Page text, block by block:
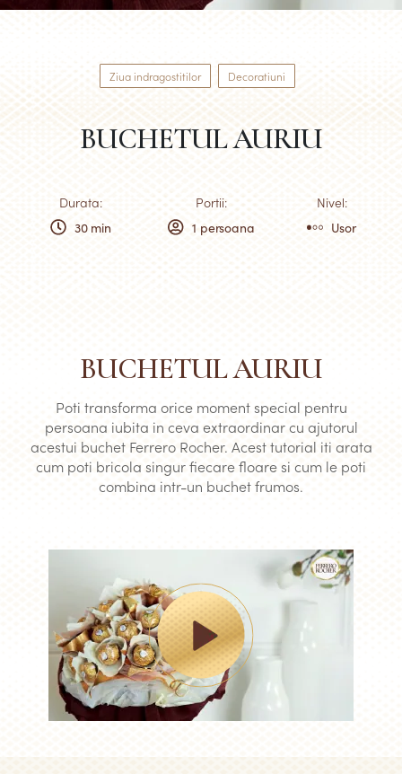
Ziua indragostitilor Decoratiuni
BUCHETUL AURIU
Durata: Portii:
Nivel:
30 min
1 persoana Usor
BUCHETUL AURIU
Poti transforma orice moment special pentru
persoana iubita in ceva extraordinar cu ajutorul
acestui buchet Ferrero Rocher. Acest tutorial iti arata
cum poti bricola singur fiecare floare si cum le poti
combina intr-un buchet frumos.